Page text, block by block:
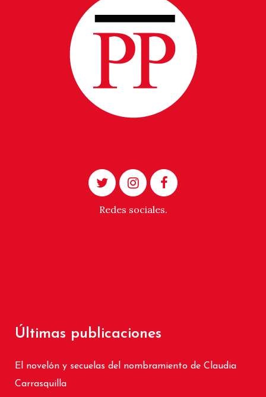
Redes sociales.
Últimas publicaciones
El novelón y secuelas del nombramiento de Claudia
Carrasquilla